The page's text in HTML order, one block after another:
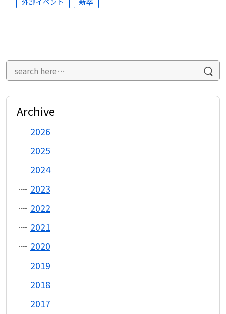
Archive
2026
2025
2024
2023
2022
2021
2020
2019
2018
2017